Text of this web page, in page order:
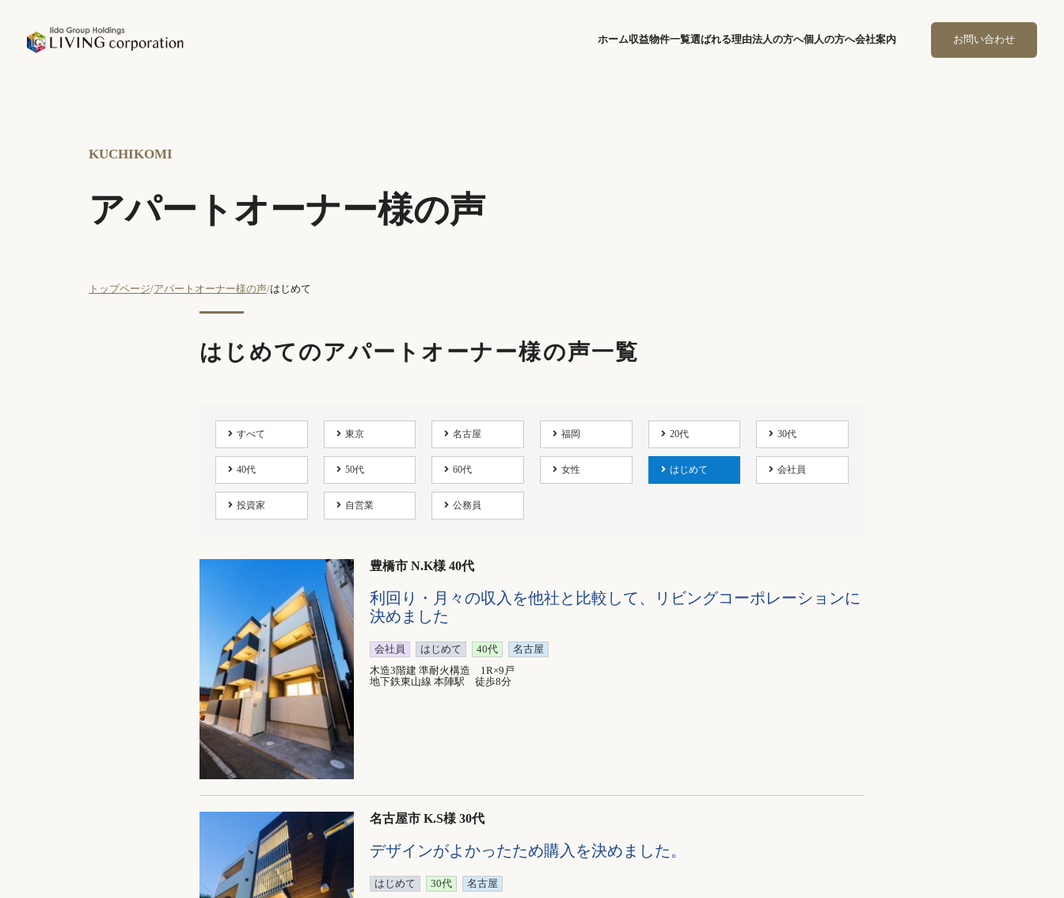
ホーム収益物件一覧選ばれる理由法人の方へ個人の方へ会社案内 お問い合わせ
KUCHIKOMI
アパートオーナー様の声
トップページ アパートオーナー様の声 はじめて
はじめてのアパートオーナー様の声一覧
すべて 東京 名古屋 福岡 20代 30代
40代 50代 60代 女性 はじめて 会社員
投資家 自営業 公務員
豊橋市 N.K様 40代
利回り・月々の収入を他社と比較して、リビングコーポレーションに
決めました
会社員 はじめて 40代
名古屋
木造3階建 準耐火構造 1R×9戸
地下鉄東山線 本陣駅 徒歩8分
名古屋市 K.S様 30代
デザインがよかったため購入を決めました。
はじめて 30代
名古屋